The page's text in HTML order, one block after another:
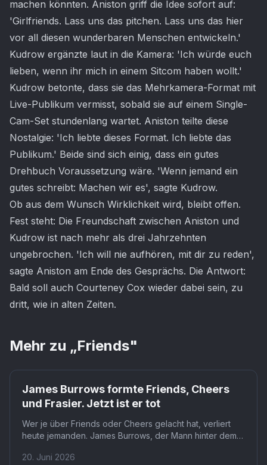
machen könnten. Aniston griff die Idee sofort auf:
'Girlfriends. Lass uns das pitchen. Lass uns das hier
vor all diesen wunderbaren Menschen entwickeln.'
Kudrow ergänzte laut in die Kamera: 'Ich würde euch
lieben, wenn ihr mich in einem Sitcom haben wollt.'
Kudrow betonte, dass sie das Mehrkamera-Format mit
Live-Publikum vermisst, sobald sie auf einem Single-
Cam-Set stundenlang wartet. Aniston teilte diese
Nostalgie: 'Ich liebte dieses Format. Ich liebte das
Publikum.' Beide sind sich einig, dass ein gutes
Drehbuch Voraussetzung wäre. 'Wenn jemand ein
gutes schreibt: Machen wir es', sagte Kudrow.
Ob aus dem Wunsch Wirklichkeit wird, bleibt offen.
Fest steht: Die Freundschaft zwischen Aniston und
Kudrow ist nach mehr als drei Jahrzehnten
ungebrochen. 'Ich will nie aufhören, mit dir zu reden',
sagte Aniston am Ende des Gesprächs. Die Antwort:
Bald soll auch Courteney Cox wieder dabei sein, zu
dritt, wie in alten Zeiten.
Mehr zu „Friends"
James Burrows formte Friends, Cheers
und Frasier. Jetzt ist er tot
Wer je über Friends oder Cheers gelacht hat, verliert
heute jemanden. James Burrows, der Mann hinter dem
Jahren gestorben. Fans weltweit trauern um einen
20. Juni 2026